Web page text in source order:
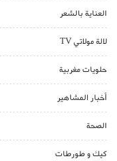
العناية بالشعر
لالة مولاتي TV
حلويات مغربية
أخبار المشاهير
الصحة
كيك و طورطات